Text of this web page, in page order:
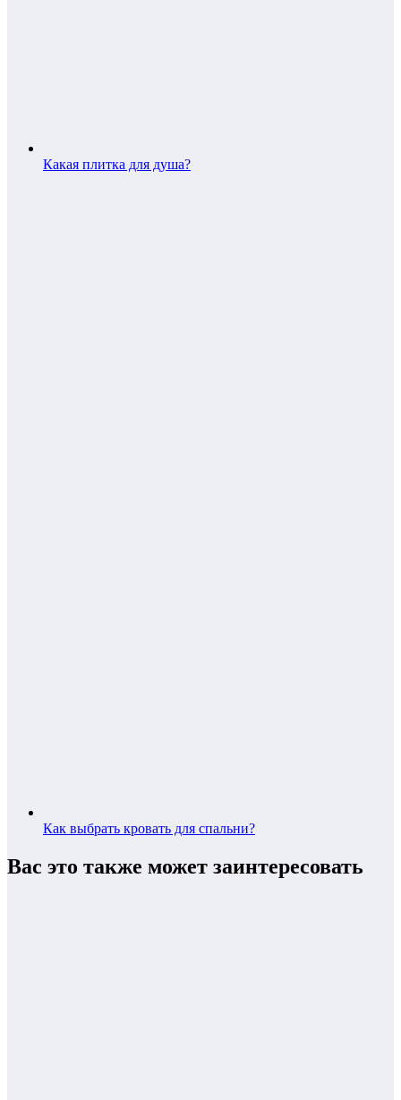
Какая плитка для душа?
Как выбрать кровать для спальни?
Вас это также может заинтересовать